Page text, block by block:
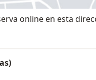
online en esta